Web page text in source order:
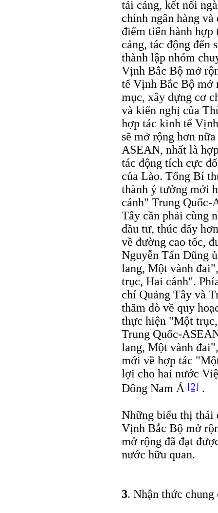
tải cảng, kết nối
chính ngân hàng
điểm tiến hành hợp
cảng, tác động đến
thành lập nhóm
Vịnh Bắc Bộ mở
tế Vịnh Bắc Bộ mở
mục, xây dựng cơ
và kiến nghị của
hợp tác kinh tế
sẽ mở rộng hơn
ASEAN, nhất là
tác động tích cực
của Lào. Tổng Bí
thành ý tưởng mới
cánh" Trung Quốc-
Tây cần phải cùng
đầu tư, thúc đẩy
về đường cao tốc,
Nguyễn Tấn Dũng
lang, Một vành
trục, Hai cánh".
chí Quảng Tây và
thăm dò về quy
thực hiện "Một
Trung Quốc-
lang, Một vành
mới về hợp tác
lợi cho hai nước
Đông Nam Á [2] .
Những biểu thị thái
Vịnh Bắc Bộ mở
mở rộng đã đạt
nước hữu quan.
3. Nhận thức chung